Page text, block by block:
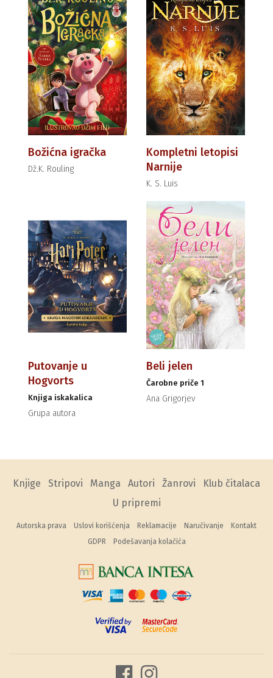
Božićna igračka
Dž.K. Rouling
Kompletni letopisi
Narnije
K. S. Luis
Putovanje u
Hogvorts
Knjiga iskakalica
Grupa autora
Beli jelen
Čarobne priče 1
Ana Grigorjev
Knjige Stripovi Manga Autori Žanrovi
Klub čitalaca
U pripremi
Autorska prava Uslovi korišćenja Reklamacije Naručivanje
Kontakt
GDPR
Podešavanja kolačića